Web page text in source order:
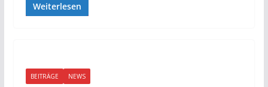
Weiterlesen
BEITRÄGE NEWS